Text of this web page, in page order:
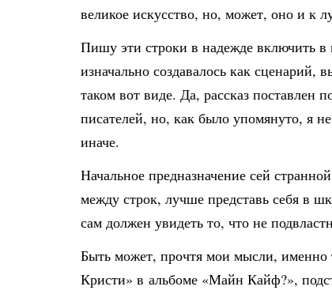
великое искусство, но, может, оно и к
Пишу эти строки в надежде включить в
изначально создавалось как
таком вот виде. Да, рассказ поставлен
писателей, но, как было упомянуто, я
иначе.
Начальное предназначение сей
между строк, лучше представь себя в
сам должен увидеть то, что не
Быть может, прочтя мои мысли, именно
Кристи» в альбоме «Майн Кайф?»,